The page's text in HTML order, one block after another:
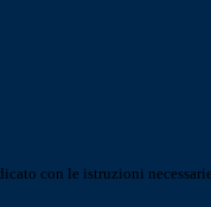
con le istruzioni